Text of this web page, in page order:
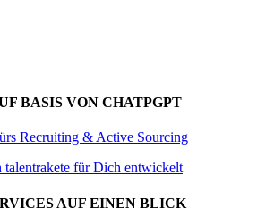
BASIS VON CHATPGPT
Recruiting & Active Sourcing
für Dich entwickelt
AUF EINEN BLICK